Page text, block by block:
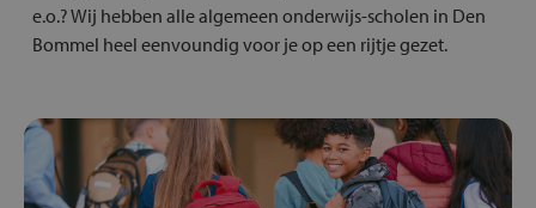
e.o.? Wij hebben alle algemeen onderwijs-scholen in Den
Bommel heel eenvoundig voor je op een rijtje gezet.